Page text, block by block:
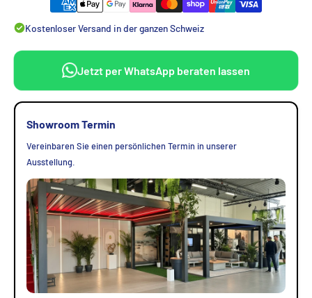
Kostenloser Versand in der ganzen Schweiz
Jetzt per WhatsApp beraten lassen
Showroom Termin
Vereinbaren Sie einen persönlichen Termin in unserer
Ausstellung.